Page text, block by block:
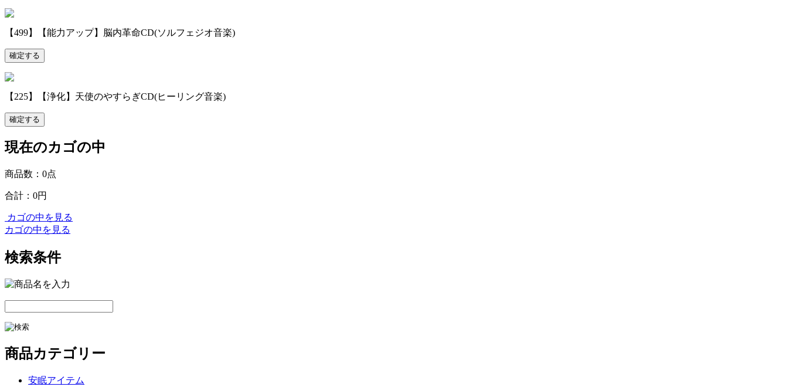
【499】【能力アップ】脳内革命CD(ソルフェジオ音楽)
確定する
【225】【浄化】天使のやすらぎCD(ヒーリング音楽)
確定する
現在のカゴの中
商品数：0点
合計： 0円
カゴの中を見る
カゴの中を見る
検索条件
商品カテゴリー
安眠アイテム